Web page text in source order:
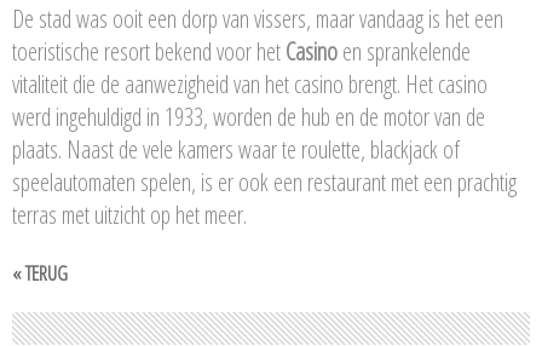
De stad was ooit een dorp van vissers, maar vandaag is het een
toeristische resort bekend voor hetCasinoen sprankelende
vitaliteit die de aanwezigheid van het casino brengt. Het casino
werd ingehuldigd in 1933, worden de hub en de motor van de
plaats. Naast de vele kamers waar te roulette, blackjack of
speelautomaten spelen, is er ook een restaurant met een prachtig
terras met uitzicht op het meer.
« TERUG